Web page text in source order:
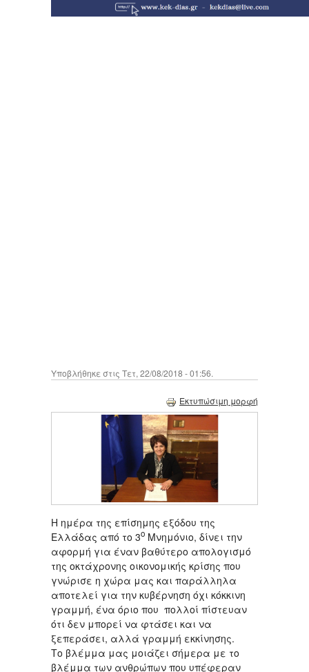
Υποβλήθηκε στις Τετ, 22/08/2018 - 01:56.
Εκτυπώσιμη μορφή
Η ημέρα της επίσημης εξόδου της
Ελλάδας από το 3ο Μνημόνιο, δίνει την
αφορμή για έναν βαθύτερο απολογισμό
της οκτάχρονης οικονομικής κρίσης που
γνώρισε η χώρα μας και παράλληλα
αποτελεί για την κυβέρνηση όχι κόκκινη
γραμμή, ένα όριο που πολλοί πίστευαν
ότι δεν μπορεί να φτάσει και να
ξεπεράσει, αλλά γραμμή εκκίνησης.
Το βλέμμα μας μοιάζει σήμερα με το
βλέμμα των ανθρώπων που υπέφεραν